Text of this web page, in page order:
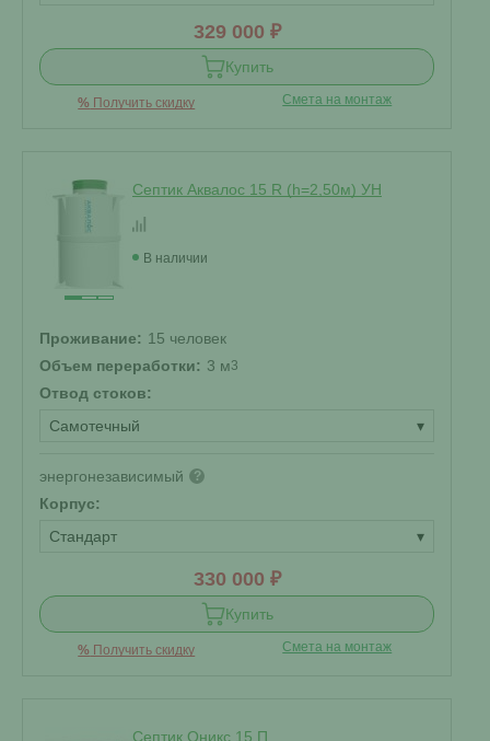
329 000 ₽
Купить
% Получить скидку Смета на монтаж
Септик Аквалос 15 R (h=2,50м) УН
В наличии
Проживание: 15 человек
Объем переработки: 3 м3
Отвод стоков:
Самотечный
▾
энергонезависимый ?
Корпус:
Стандарт
▾
330 000 ₽
Купить
% Получить скидку Смета на монтаж
Септик Оникс 15 П